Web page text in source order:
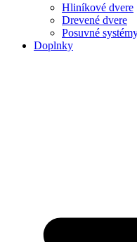
Hliníkové dvere
Drevené dvere
Posuvné
Doplnky